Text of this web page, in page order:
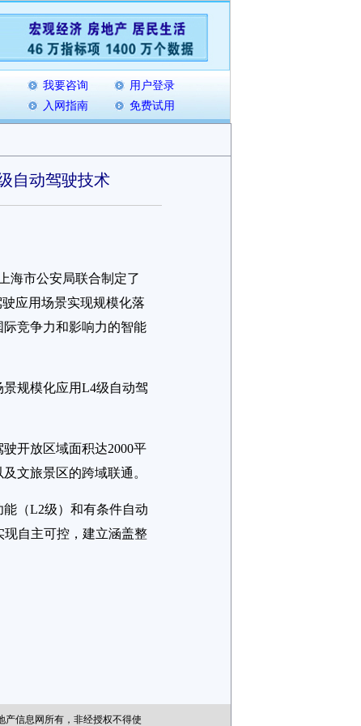
我要咨询
用户登录
入网指南
免费试用
自动驾驶技术
海市公安局联合制定了
应用场景实现规模化落
竞争力和影响力的智能
规模化应用L4级自动驾
开放区域面积达2000平
文旅景区的跨域联通。
（L2级）和有条件自动
自主可控，建立涵盖整
产信息网所有，非经授权不得使